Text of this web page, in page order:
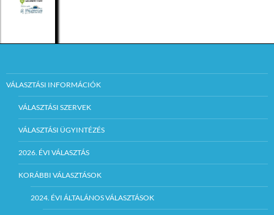
VÁLASZTÁSI INFORMÁCIÓK
VÁLASZTÁSI SZERVEK
VÁLASZTÁSI ÜGYINTÉZÉS
2026. ÉVI VÁLASZTÁS
KORÁBBI VÁLASZTÁSOK
2024. ÉVI ÁLTALÁNOS VÁLASZTÁSOK